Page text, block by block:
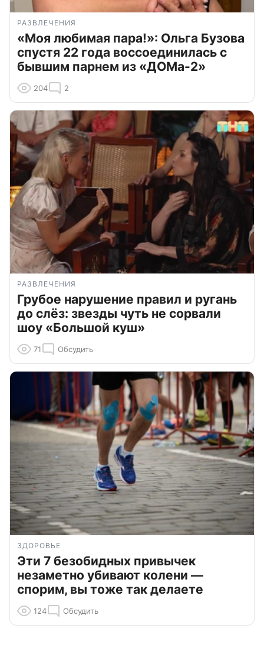
РАЗВЛЕЧЕНИЯ
«Моя любимая пара!»: Ольга Бузова
спустя 22 года воссоединилась с
бывшим парнем из «ДОМа-2»
204 2
РАЗВЛЕЧЕНИЯ
Грубое нарушение правил и ругань
до слёз: звезды чуть не сорвали
шоу «Большой куш»
71 Обсудить
ЗДОРОВЬЕ
Эти 7 безобидных привычек
незаметно убивают колени —
спорим, вы тоже так делаете
124 Обсудить